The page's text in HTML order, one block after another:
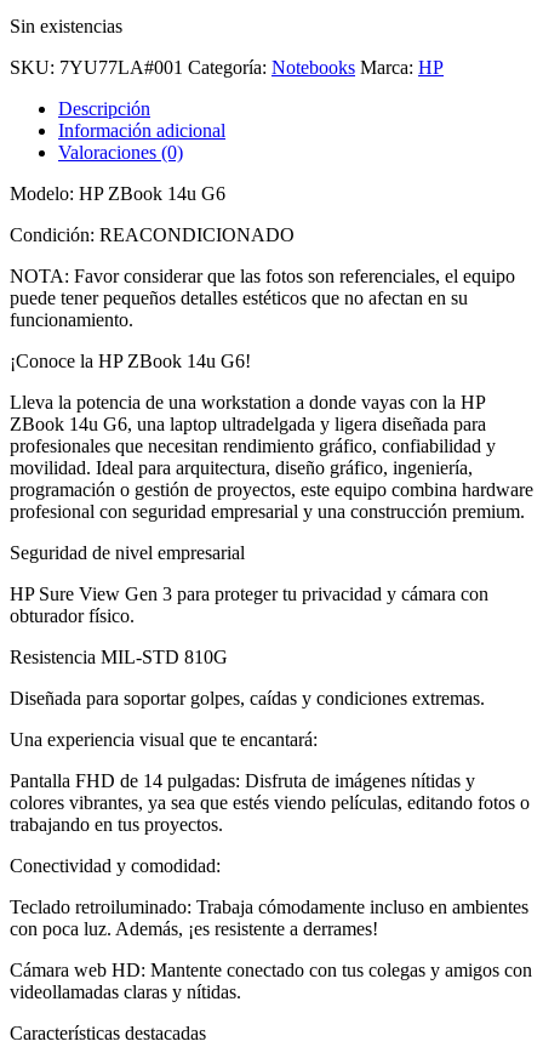
Sin existencias
SKU: 7YU77LA#001 Categoría: Notebooks Marca: HP
Descripción
Información adicional
Valoraciones (0)
Modelo: HP ZBook 14u G6
Condición: REACONDICIONADO
NOTA: Favor considerar que las fotos son referenciales, el equipo
puede tener pequeños detalles estéticos que no afectan en su
funcionamiento.
¡Conoce la HP ZBook 14u G6!
Lleva la potencia de una workstation a donde vayas con la HP
ZBook 14u G6, una laptop ultradelgada y ligera diseñada para
profesionales que necesitan rendimiento gráfico, confiabilidad y
movilidad. Ideal para arquitectura, diseño gráfico, ingeniería,
programación o gestión de proyectos, este equipo combina hardware
profesional con seguridad empresarial y una construcción premium.
Seguridad de nivel empresarial
HP Sure View Gen 3 para proteger tu privacidad y cámara con
obturador físico.
Resistencia MIL-STD 810G
Diseñada para soportar golpes, caídas y condiciones extremas.
Una experiencia visual que te encantará:
Pantalla FHD de 14 pulgadas: Disfruta de imágenes nítidas y
colores vibrantes, ya sea que estés viendo películas, editando fotos o
trabajando en tus proyectos.
Conectividad y comodidad:
Teclado retroiluminado: Trabaja cómodamente incluso en ambientes
con poca luz. Además, ¡es resistente a derrames!
Cámara web HD: Mantente conectado con tus colegas y amigos con
videollamadas claras y nítidas.
Características destacadas